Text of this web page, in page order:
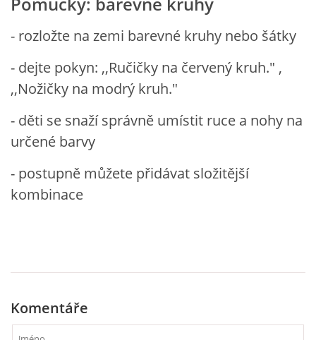
TÝDENNÍ PLÁNY
MONTESSORI AKTIVITA
JÓGOVÉ CVIČENÍ, TYPY, RADY, RECENZE
KALENDÁŘ PRO DĚTI
SVATÝ VÁCLAV
20.10. DEN STROMŮ
- rozložte na zemi barevné kruhy nebo šátky
- dejte pokyn: ,,Ručičky na červený kruh." ,
,,Nožičky na modrý kruh."
- děti se snaží správně umístit ruce a nohy na
určené barvy
- postupně můžete přidávat složitější
kombinace
Komentáře